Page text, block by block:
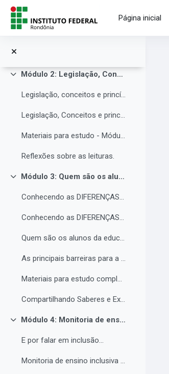
Ir para o conteúdo principal
Página inicial
Núcleo de Atendimento às Pessoas com Necessidades Educacionais Específicas (NAPNE)
Contrair
Módulo 2: Legislação, Conceitos e princípios da educação inclusiva.
Legislação, conceitos e princípios da educação inclusiva.
Legislação, Conceitos e princípios da educação inclusiva (parte 2)
Materiais para estudo - Módulo 2.
Reflexões sobre as leituras.
Contrair
Módulo 3: Quem são os alunos da educação inclusiva.
Conhecendo as DIFERENÇAS para promover a IGUALDADE com EQUIDADE.
Conhecendo as DIFERENÇAS para promover a IGUALDADE com EQUIDADE.
Quem são os alunos da educação inclusiva.
As principais barreiras para a inclusão.
Materiais para estudo complementar - Módulo 3.
Compartilhando Saberes e Experiências. 2
Contrair
Módulo 4: Monitoria de ensino inclusiva no processo formativo de estudantes com Necessidades Educacionais Específicas - NEE no contexto da Educação Profissional e Tecnológica.
E por falar em inclusão...
Monitoria de ensino inclusiva junto a estudante com Necessidades Educacionais Específicas - NEE no contexto da Educação Profissional e Tecnológica.